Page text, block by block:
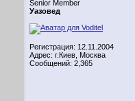
Senior Member
Уазовед
Регистрация: 12.11.2004
Адрес: г.Киев, Москва
Сообщений: 2,365